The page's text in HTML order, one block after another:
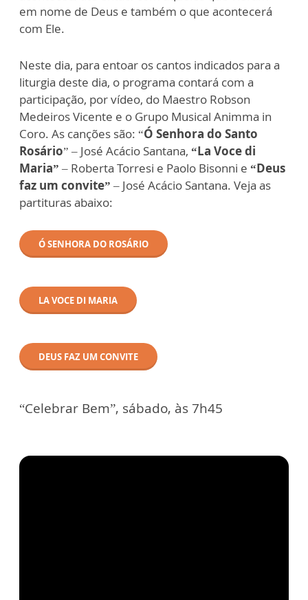
em nome de Deus e também o que acontecerá
com Ele.
Neste dia, para entoar os cantos indicados para a
liturgia deste dia, o programa contará com a
participação, por vídeo, do Maestro Robson
Medeiros Vicente e o Grupo Musical Animma in
Coro. As canções são: “Ó Senhora do Santo
Rosário” – José Acácio Santana, “La Voce di
Maria” – Roberta Torresi e Paolo Bisonni e “Deus
faz um convite” – José Acácio Santana. Veja as
partituras abaixo:
Ó SENHORA DO ROSÁRIO
LA VOCE DI MARIA
DEUS FAZ UM CONVITE
“Celebrar Bem”, sábado, às 7h45